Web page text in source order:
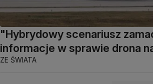
"Hybrydowy scenariusz
informacje w sprawie drona
ZE ŚWIATA